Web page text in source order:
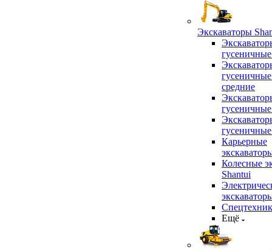
Экскаваторы
средние
Карьерные
Колесные
Shantui
Ещё